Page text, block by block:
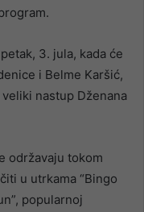
3. jula, kada će
i Belme Karšić,
nastup Dženana
održavaju tokom
u utrkama “Bingo
popularnoj